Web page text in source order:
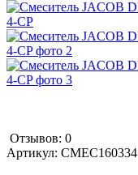
Отзывов: 0
Артикул: СМЕС160334